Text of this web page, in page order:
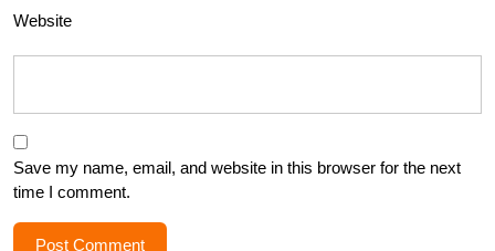
Website
Save my name, email, and website in this browser for the next
time I comment.